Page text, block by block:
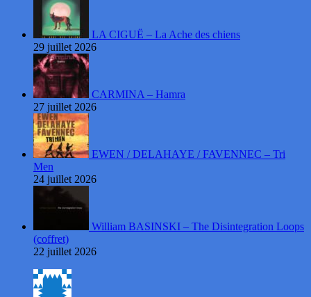
LA CIGUË – La Ache des chiens
29 juillet 2026
CARMINA – Hamra
27 juillet 2026
EWEN / DELAHAYE / FAVENNEC – Tri
Men
24 juillet 2026
William BASINSKI – The Disintegration Loops
(coffret)
22 juillet 2026